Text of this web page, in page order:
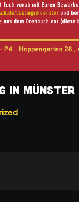
in Münster